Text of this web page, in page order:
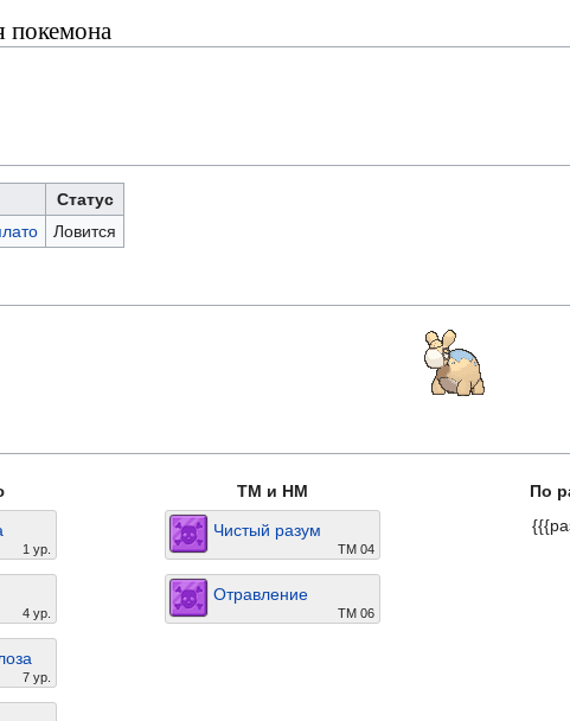
покемона
Статус
Ловится
1 ур.
4 ур.
7 ур.
TM и HM
Чистый разум
TM 04
Отравление
TM 06
По